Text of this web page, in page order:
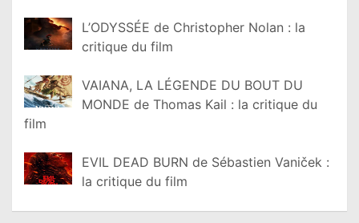
L’ODYSSÉE de Christopher Nolan : la
critique du film
VAIANA, LA LÉGENDE DU BOUT DU
MONDE de Thomas Kail : la critique du
film
EVIL DEAD BURN de Sébastien Vaniček :
la critique du film